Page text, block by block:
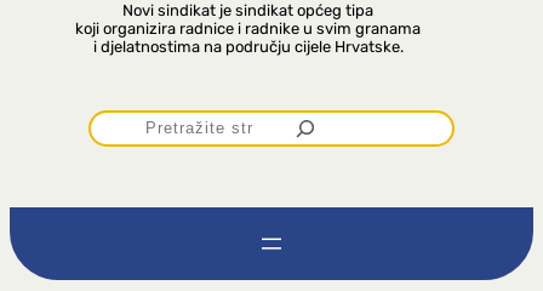
Novi sindikat je sindikat općeg tipa
koji organizira radnice i radnike u svim granama
i djelatnostima na području cijele Hrvatske.
P
r